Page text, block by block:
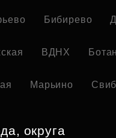
Бибирево
ВДНХ
Марьино
округа